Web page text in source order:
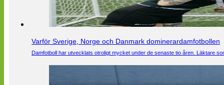
Varför Sverige, Norge och Danmark dominerardamfotbollen
Damfotboll har utvecklats otroligt mycket under de senaste tio åren. Läktare